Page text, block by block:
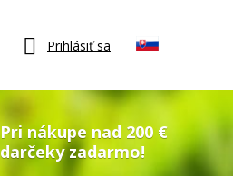
Prihlásiť sa
Pri nákupe nad 200 €
darčeky zadarmo!